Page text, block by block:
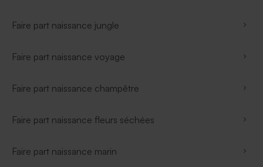
Faire part naissance jungle
Faire part naissance voyage
Faire part naissance champêtre
Faire part naissance fleurs séchées
Faire part naissance marin